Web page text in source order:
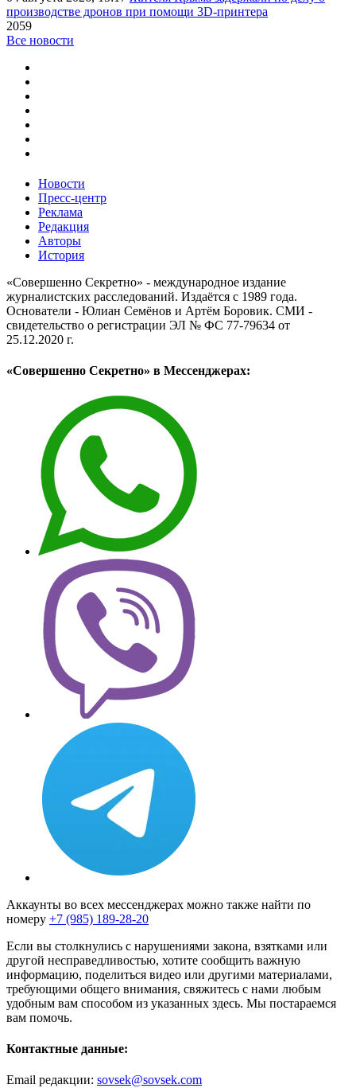
производстве дронов при помощи 3D‑принтера
2059
Все новости
Новости
Пресс-центр
Реклама
Редакция
Авторы
История
«Совершенно Секретно» - международное издание
журналистских расследований. Издаётся с 1989 года.
Основатели - Юлиан Семёнов и Артём Боровик. CМИ -
свидетельство о регистрации ЭЛ № ФС 77-79634 от
25.12.2020 г.
«Совершенно Секретно» в Мессенджерах:
Аккаунты во всех мессенджерах можно также найти по
номеру +7 (985) 189-28-20
Если вы столкнулись с нарушениями закона, взятками или
другой несправедливостью, хотите сообщить важную
информацию, поделиться видео или другими материалами,
требующими общего внимания, свяжитесь с нами любым
удобным вам способом из указанных здесь. Мы постараемся
вам помочь.
Контактные данные:
Email редакции: sovsek@sovsek.com